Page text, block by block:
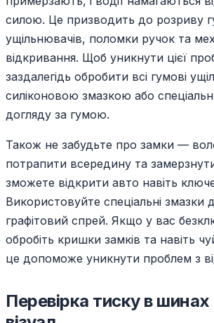
силою. Це призводить до розриву
ущільнювачів, поломки ручок та
відкривання. Щоб уникнути цієї
заздалегідь обробити всі гумові
силіконовою змазкою або
догляду за гумою.
Також не забудьте про замки —
потрапити всередину та
зможете відкрити авто навіть
Використовуйте спеціальні змазки
графітовий спрей. Якщо у вас
обробіть кришки замків та навіть
це допоможе уникнути проблем з
Перевірка тиску в шинах